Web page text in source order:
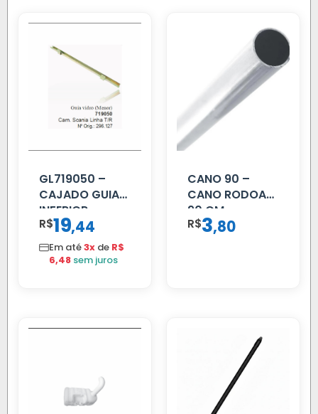
GL719050 –
CAJADO GUIA
INFERIOR
SCANIA T/R
112/113 MENOR
R$19,44
Em até3x de R$
6,48 sem juros
CANO 90 –
CANO RODOAR
90 CM
R$3,80